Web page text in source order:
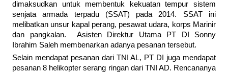
dimaksudkan untuk membentuk kekuatan tempur sistem
senjata armada terpadu (SSAT) pada 2014. SSAT ini
melibatkan unsur kapal perang, pesawat udara, korps Marinir
dan pangkalan. Asisten Direktur Utama PT DI Sonny
Ibrahim Saleh membenarkan adanya pesanan tersebut.
Selain mendapat pesanan dari TNI AL, PT DI juga mendapat
pesanan 8 helikopter serang ringan dari TNI AD. Rencananya